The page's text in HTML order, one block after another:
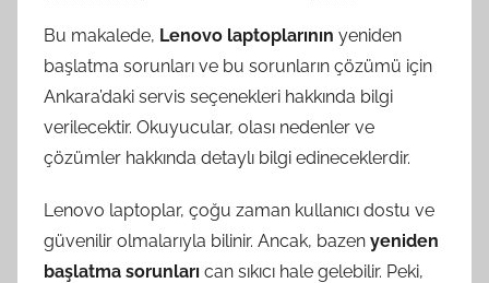
Bu makalede, Lenovo laptoplarının yeniden
başlatma sorunları ve bu sorunların çözümü için
Ankara’daki servis seçenekleri hakkında bilgi
verilecektir. Okuyucular, olası nedenler ve
çözümler hakkında detaylı bilgi edineceklerdir.
Lenovo laptoplar, çoğu zaman kullanıcı dostu ve
güvenilir olmalarıyla bilinir. Ancak, bazen yeniden
başlatma sorunları can sıkıcı hale gelebilir. Peki,